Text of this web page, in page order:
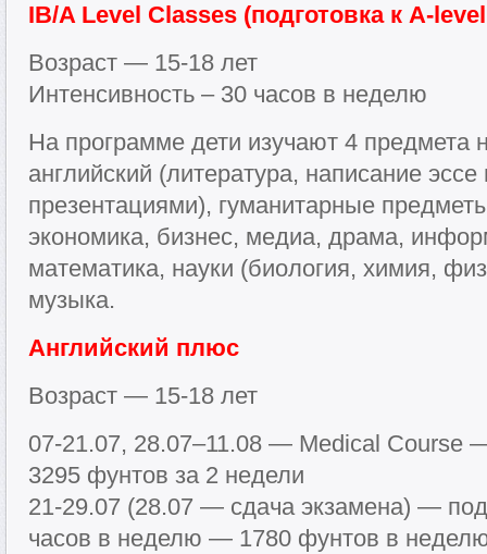
IB/A Level Classes (подготовка к A-
Возраст — 15-18 лет
Интенсивность – 30 часов в неделю
На программе дети изучают 4 предмета
английский (литература, написание
презентациями), гуманитарные
экономика, бизнес, медиа, драма,
математика, науки (биология, химия,
музыка.
Английский плюс
Возраст — 15-18 лет
07-21.07, 28.07–11.08 — Medical
3295 фунтов за 2 недели
21-29.07 (28.07 — сдача экзамена) —
часов в неделю — 1780 фунтов в